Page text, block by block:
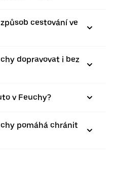
cestování ve
dopravovat i bez
v Feuchy?
pomáhá chránit